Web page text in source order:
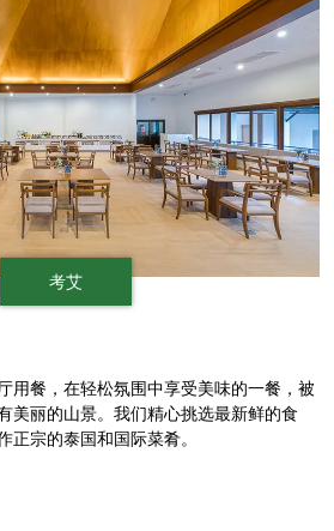
考艾
用餐，在轻松氛围中享受美味的一餐，被
美丽的山景。我们精心挑选最新鲜的食
宗的泰国和国际菜肴。